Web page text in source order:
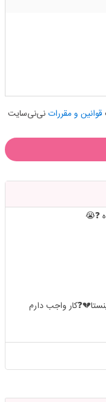
قوانین و مقرراتنی‌نی‌سایت
❓😭
واجب دارم